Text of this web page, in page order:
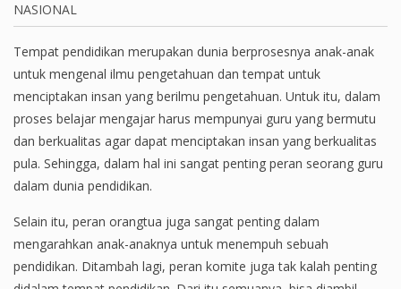
NASIONAL
Tempat pendidikan merupakan dunia berprosesnya anak-anak
untuk mengenal ilmu pengetahuan dan tempat untuk
menciptakan insan yang berilmu pengetahuan. Untuk itu, dalam
proses belajar mengajar harus mempunyai guru yang bermutu
dan berkualitas agar dapat menciptakan insan yang berkualitas
pula. Sehingga, dalam hal ini sangat penting peran seorang guru
dalam dunia pendidikan.
Selain itu, peran orangtua juga sangat penting dalam
mengarahkan anak-anaknya untuk menempuh sebuah
pendidikan. Ditambah lagi, peran komite juga tak kalah penting